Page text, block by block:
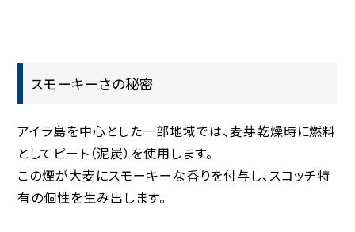
スモーキーさの秘密
アイラ島を中心とした一部地域では、麦芽乾燥時に燃料
としてピート（泥炭）を使用します。
この煙が大麦にスモーキーな香りを付与し、スコッチ特
有の個性を生み出します。